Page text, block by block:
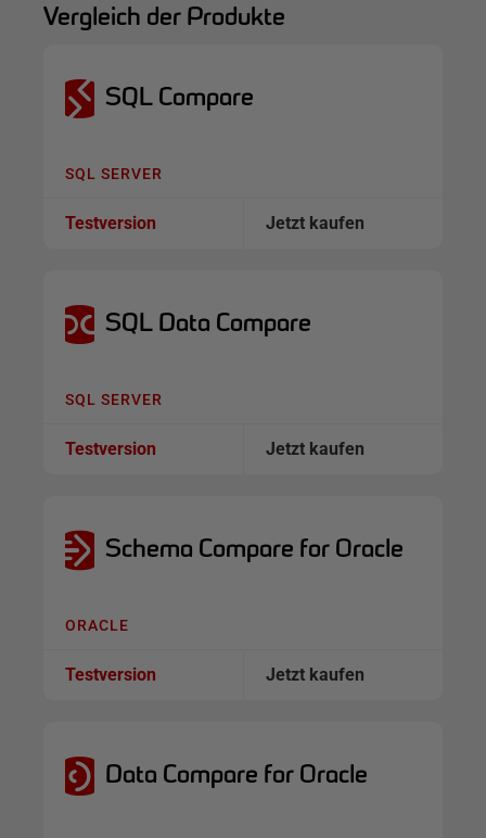
Vergleich der Produkte
SQL Compare
SQL SERVER
Testversion Jetzt kaufen
SQL Data Compare
SQL SERVER
Testversion Jetzt kaufen
Schema Compare for Oracle
ORACLE
Testversion Jetzt kaufen
Data Compare for Oracle